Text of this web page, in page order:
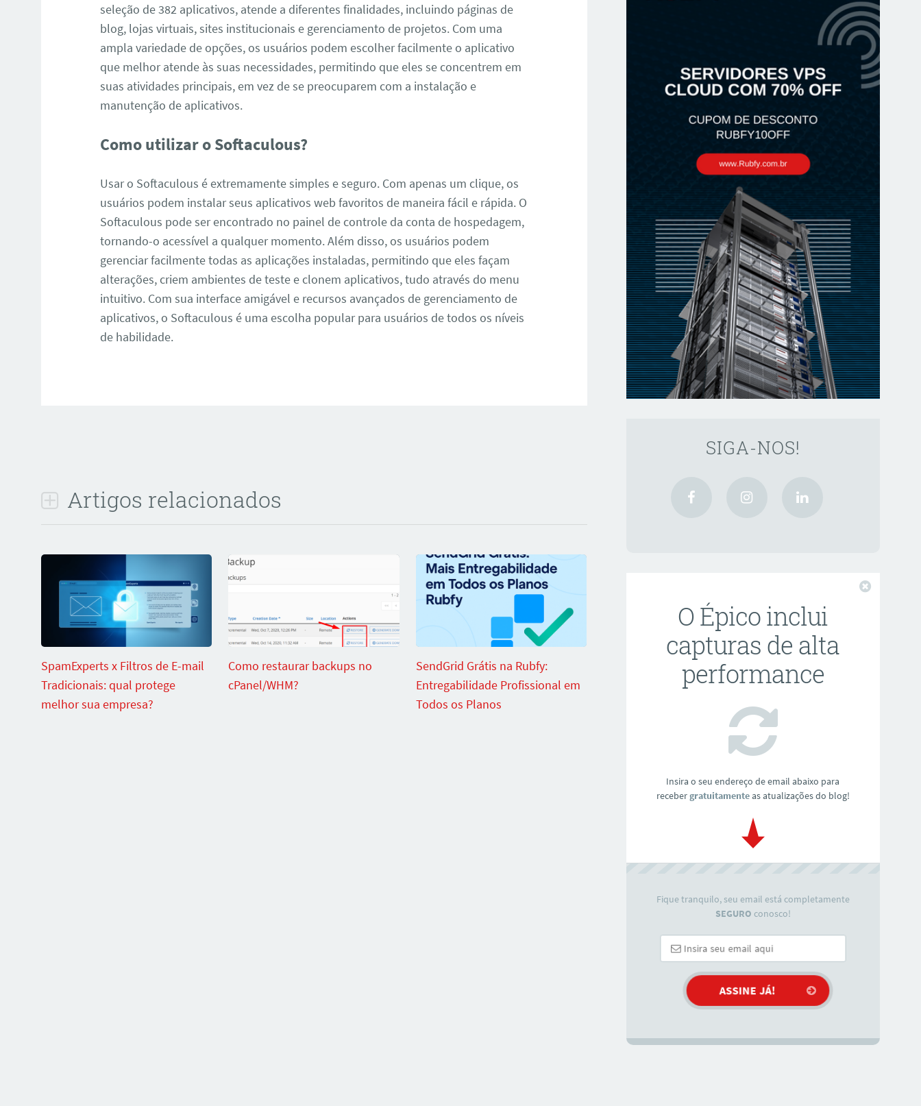
seleção de 382 aplicativos, atende a diferentes finalidades, incluindo páginas de
blog, lojas virtuais, sites institucionais e gerenciamento de projetos. Com uma
ampla variedade de opções, os usuários podem escolher facilmente o aplicativo
que melhor atende às suas necessidades, permitindo que eles se concentrem em
suas atividades principais, em vez de se preocuparem com a instalação e
manutenção de aplicativos.
Como utilizar o Softaculous?
Usar o Softaculous é extremamente simples e seguro. Com apenas um clique, os
usuários podem instalar seus aplicativos web favoritos de maneira fácil e rápida. O
Softaculous pode ser encontrado no painel de controle da conta de hospedagem,
tornando-o acessível a qualquer momento. Além disso, os usuários podem
gerenciar facilmente todas as aplicações instaladas, permitindo que eles façam
alterações, criem ambientes de teste e clonem aplicativos, tudo através do menu
intuitivo. Com sua interface amigável e recursos avançados de gerenciamento de
aplicativos, o Softaculous é uma escolha popular para usuários de todos os níveis
de habilidade.
Artigos relacionados
SpamExperts x Filtros de E-mail
Tradicionais: qual protege
melhor sua empresa?
Como restaurar backups no
cPanel/WHM?
SendGrid Grátis na Rubfy:
Entregabilidade Profissional em
Todos os Planos
SIGA-NOS!
O Épico inclui
capturas de alta
performance
Insira o seu endereço de email abaixo para
recebergratuitamenteas atualizações do blog!
Fique tranquilo, seu email está completamente
SEGURO conosco!